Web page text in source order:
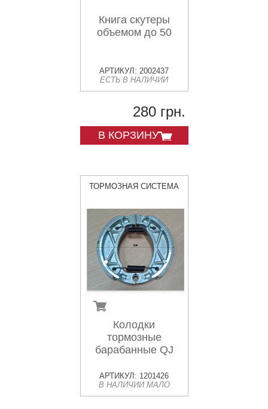
Книга скутеры
объемом до 50
АРТИКУЛ: 2002437
ЕСТЬ В НАЛИЧИИ
280 грн.
В КОРЗИНУ
ТОРМОЗНАЯ СИСТЕМА
Колодки
тормозные
барабанные QJ
АРТИКУЛ: 1201426
В НАЛИЧИИ МАЛО